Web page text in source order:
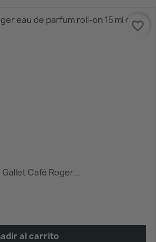
Gallet Café Roger...
al carrito
favorite_border